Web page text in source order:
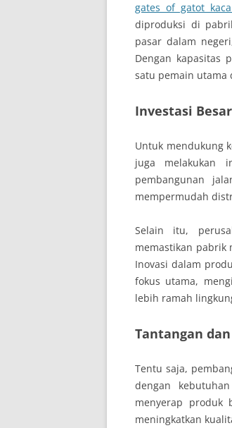
gates of gatot
diproduksi di
pasar dalam
Dengan kapasitas
satu pemain utama
Investasi
Untuk mendukung
juga melakukan
pembangunan
mempermudah
Selain itu,
memastikan pabrik
Inovasi dalam
fokus utama,
lebih ramah
Tantangan
Tentu saja,
dengan
menyerap produk
meningkatkan